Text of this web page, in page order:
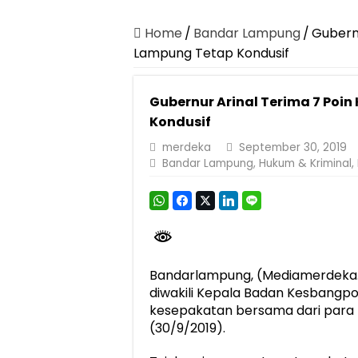
Pastikan Pelayanan Maksimal, Direksi
Dirut Jasa Raharja Dampingi Wamenhub
Berkontribusi terhadap Keselamatan dan
Jasa Raharja dan Korlantas Polri Ajak
FLLAJ Kabupaten Tanggamus Perkuat
Home / Bandar Lampung/
Lampung Tetap Kondusif
Gubernur Arinal Terima 7
Kondusif
merdeka
September 30, 2019
Bandar Lampung, Hukum & Kriminal,
Bandarlampung,
diwakili Kepala Badan
kesepakatan bersama dari para
(30/9/2019).